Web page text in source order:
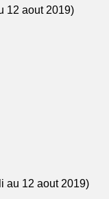
12 aout 2019)
au 12 aout 2019)